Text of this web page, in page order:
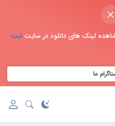
×
لینک های دانلود در سایت ثبت
ما